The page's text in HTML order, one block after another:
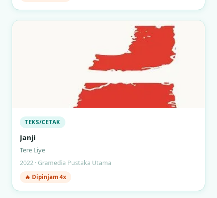
TEKS/CETAK
Janji
Tere Liye
2022 · Gramedia Pustaka Utama
🔥 Dipinjam 4x